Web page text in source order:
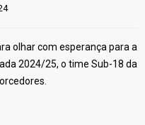
olhar com esperança para a
2024/25, o time Sub-18 da